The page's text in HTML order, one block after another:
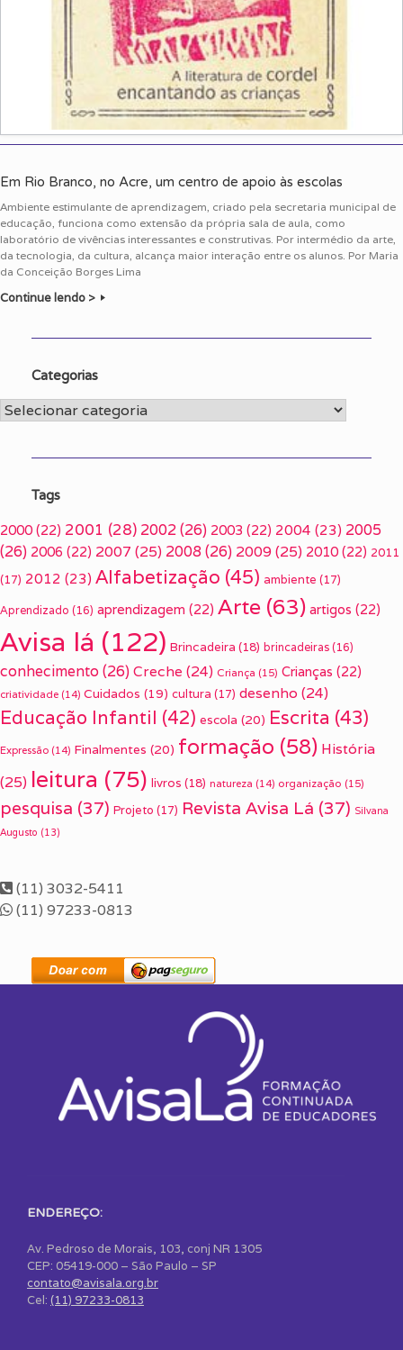
Em Rio Branco, no Acre, um centro de apoio às escolas
Ambiente estimulante de aprendizagem, criado pela secretaria municipal de
educação, funciona como extensão da própria sala de aula, como
laboratório de vivências interessantes e construtivas. Por intermédio da arte,
da tecnologia, da cultura, alcança maior interação entre os alunos. Por Maria
da Conceição Borges Lima
Continue lendo >
Categorias
Categorias
Tags
2000 (22) 2001 (28) 2002(26) 2003 (22) 2004 (23) 2005
(26) 2006 (22) 2007 (25) 2008(26) 2009(25) 2010 (22) 2011
(17) 2012 (23) Alfabetização (45) ambiente (17)
Aprendizado (16) aprendizagem (22) Arte (63) artigos (22)
Avisa lá (122) Brincadeira (18) brincadeiras (16)
conhecimento(26) Creche (24) Criança (15) Crianças (22)
criatividade (14) Cuidados (19) cultura (17) desenho (24)
Educação Infantil (42) escola (20) Escrita (43)
Expressão (14) Finalmentes (20) formação (58) História
(25) leitura (75) livros (18) natureza (14) organização (15)
pesquisa (37) Projeto (17) Revista Avisa Lá (37) Silvana
Augusto (13)
(11) 3032-5411
(11) 97233-0813
ENDEREÇO:
Av. Pedroso de Morais, 103, conj NR 1305
CEP: 05419-000 – São Paulo – SP
contato@avisala.org.br
Cel: (11) 97233-0813